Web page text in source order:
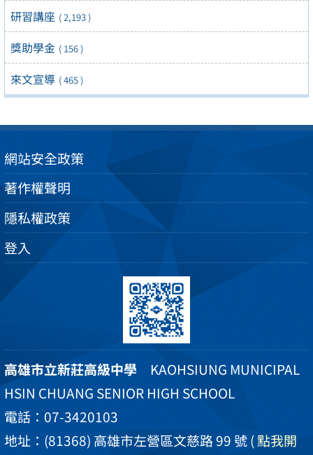
研習講座 ( 2,193 )
獎助學金 ( 156 )
來文宣導 ( 465 )
網站安全政策
著作權聲明
隱私權政策
登入
高雄市立新莊高級中學 KAOHSIUNG MUNICIPAL
HSIN CHUANG SENIOR HIGH SCHOOL
電話：07-3420103
地址：(81368) 高雄市左營區文慈路 99 號( 點我開